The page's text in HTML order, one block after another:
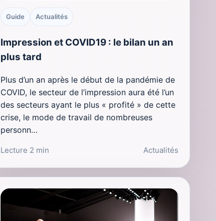
Guide Actualités
Impression et COVID19 : le bilan un an
plus tard
Plus d’un an après le début de la pandémie de
COVID, le secteur de l’impression aura été l’un
des secteurs ayant le plus « profité » de cette
crise, le mode de travail de nombreuses
personn…
Lecture 2 min Actualités